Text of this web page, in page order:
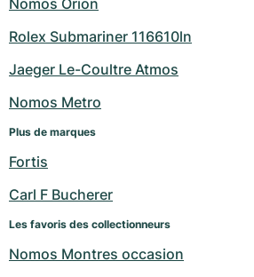
Nomos Orion
Rolex Submariner 116610ln
Jaeger Le-Coultre Atmos
Nomos Metro
Plus de marques
Fortis
Carl F Bucherer
Les favoris des collectionneurs
Nomos Montres occasion